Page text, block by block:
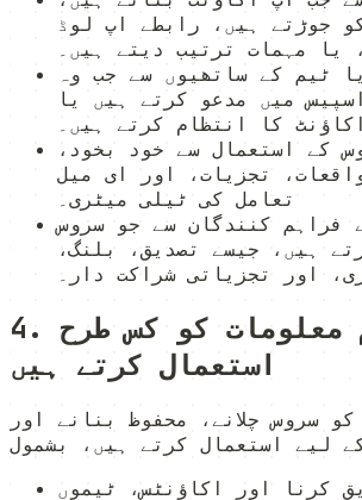
جوڑتے ہیں، رابطے اپ لوڈ
یا مہمات ترتیب دیتے ہیں۔
ٹیم کے ساتھیوں سے جب وہ
میں مدعو کرتے ہیں یا
کا انتظام کرتے ہیں۔
کے استعمال سے خود بخود،
تجزیات، اور ای میل
تعامل کی ٹیلی میٹری۔
فراہم کنندگان سے جو سروس
ہیں، جیسے تصدیق، بلنگ،
اور تجزیاتی شراکت دار۔
4. ہم معلومات کو کس طرح
استعمال کرتے ہیں
سروس چلانے، محفوظ بنانے اور
کرنا اور اکاؤنٹس، ٹیموں